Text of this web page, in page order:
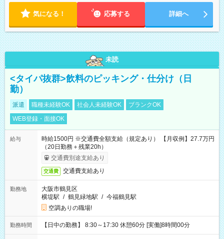
気になる！ 応募する 詳細へ
未読
<タイパ抜群>飲料のピッキング・仕分け（日
勤）
派遣 職種未経験OK 社会人未経験OK
ブランクOK
WEB登録・面接OK
給与
時給1500円 ※交通費全額支給（規定あり） 【月収例】27.7万円
（20日勤務＋残業20h）
交通費別途支給あり
交通費 交通費支給あり
勤務地
大阪市鶴見区
横堤駅 / 鶴見緑地駅 / 今福鶴見駅
空調ありの職場!
勤務時間 【日中の勤務】 8:30～17:30 休憩60分 [実働]8時間00分